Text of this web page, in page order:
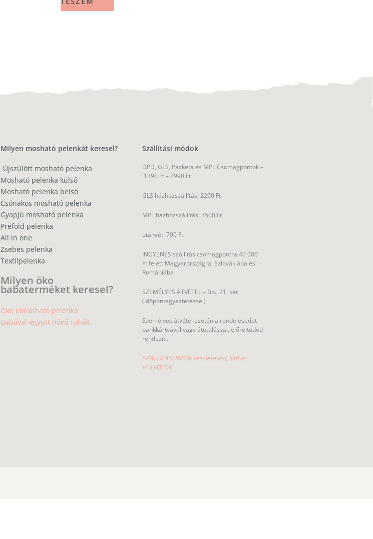
Milyen mosható pelenkát keresel?
Újszülött mosható pelenka
Mosható pelenka külső
Mosható pelenka belső
Csónakos mosható pelenka
Gyapjú mosható pelenka
Prefold pelenka
All in one
Zsebes pelenka
Textilpelenka
Milyen öko
babaterméket keresel?
Öko eldobható pelenka
Babával együtt nővő ruhák
Szállítási módok
DPD, GLS, Packeta és MPL Csomagpontok –
1390 Ft – 2990 Ft
GLS házhozszállítás: 2200 Ft
MPL házhozszállítás: 3500 Ft
utánvét: 700 Ft
INGYENES szállítás csomagpontra 40 000
Ft felett Magyarországra, Szlovákiába és
Romániába
SZEMÉLYES ÁTVÉTEL – Bp., 21. ker
(időpontegyeztetéssel)
Személyes átvétel esetén a rendelésedet
bankkártyával vagy átutalással, előre tudod
rendezni.
SZÁLLÍTÁSI INFÓK részletesen, illetve
KÜLFÖLDR